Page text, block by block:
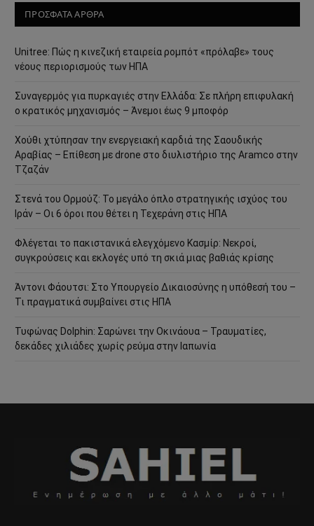
ΠΡΟΣΦΑΤΑ ΑΡΘΡΑ
Unitree: Πώς η κινεζική εταιρεία ρομπότ «πρόλαβε» τους
νέους περιορισμούς των ΗΠΑ
Συναγερμός για πυρκαγιές στην Ελλάδα: Σε πλήρη επιφυλακή
ο κρατικός μηχανισμός – Άνεμοι έως 9 μποφόρ
Χούθι χτύπησαν την ενεργειακή καρδιά της Σαουδικής
Αραβίας – Επίθεση με drone στο διυλιστήριο της Aramco στην
Τζαζάν
Στενά του Ορμούζ: Το μεγάλο όπλο στρατηγικής ισχύος του
Ιράν – Οι 6 όροι που θέτει η Τεχεράνη στις ΗΠΑ
Φλέγεται το πακιστανικά ελεγχόμενο Κασμίρ: Νεκροί,
συγκρούσεις και εκλογές υπό τη σκιά μιας βαθιάς κρίσης
Άντονι Φάουτσι: Στο Υπουργείο Δικαιοσύνης η υπόθεσή του –
Τι πραγματικά συμβαίνει στις ΗΠΑ
Τυφώνας Dolphin: Σαρώνει την Οκινάουα – Τραυματίες,
δεκάδες χιλιάδες χωρίς ρεύμα στην Ιαπωνία